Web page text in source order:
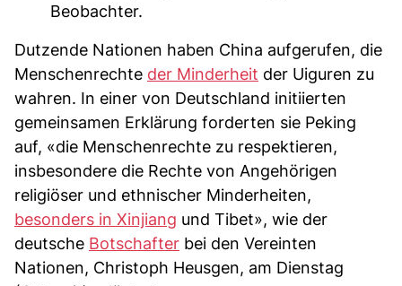
Beobachter.
Dutzende Nationen haben China aufgerufen, die
Menschenrechte der Minderheit der Uiguren zu
wahren. In einer von Deutschland initiierten
gemeinsamen Erklärung forderten sie Peking
auf, «die Menschenrechte zu respektieren,
insbesondere die Rechte von Angehörigen
religiöser und ethnischer Minderheiten,
besonders in Xinjiang und Tibet», wie der
deutsche Botschafter bei den Vereinten
Nationen, Christoph Heusgen, am Dienstag